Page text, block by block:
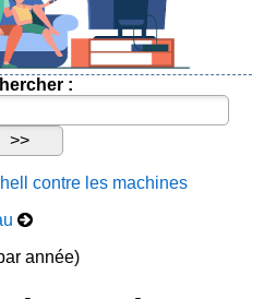
:
contre les machines
année)